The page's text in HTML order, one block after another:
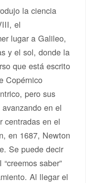
la ciencia
el
lugar a Galileo,
y el sol, donde la
que está escrito
Copérnico
pero sus
en el
centradas en el
en 1687, Newton
Se puede decir
saber”
Al llegar el